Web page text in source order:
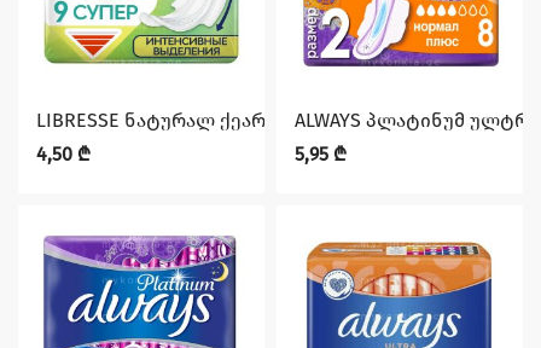
LIBRESSE ნატურალ ქეარ ულტრა სუპერი 9 ც
4,50 ₾
ALWAYS პლატინუმ
5,95 ₾